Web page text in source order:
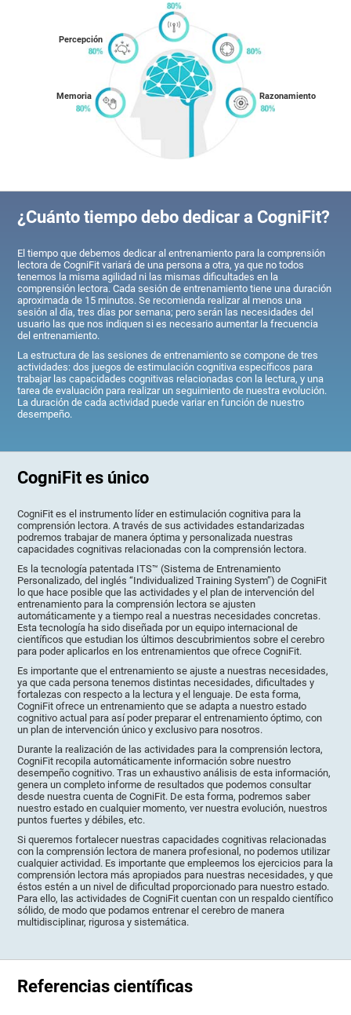
Memoria
Percepción
Razonamiento
¿Cuánto tiempo debo dedicar a CogniFit?
El tiempo que debemos dedicar al entrenamiento para la comprensión
lectora de CogniFit variará de una persona a otra, ya que no todos
tenemos la misma agilidad ni las mismas dificultades en la
comprensión lectora. Cada sesión de entrenamiento tiene una duración
aproximada de 15 minutos. Se recomienda realizar al menos una
sesión al día, tres días por semana; pero serán las necesidades del
usuario las que nos indiquen si es necesario aumentar la frecuencia
del entrenamiento.
La estructura de las sesiones de entrenamiento se compone de tres
actividades: dos juegos de estimulación cognitiva específicos para
trabajar las capacidades cognitivas relacionadas con la lectura, y una
tarea de evaluación para realizar un seguimiento de nuestra evolución.
La duración de cada actividad puede variar en función de nuestro
desempeño.
CogniFit es único
CogniFit es el instrumento líder en estimulación cognitiva para la
comprensión lectora. A través de sus actividades estandarizadas
podremos trabajar de manera óptima y personalizada nuestras
capacidades cognitivas relacionadas con la comprensión lectora.
Es la tecnología patentada ITS™ (Sistema de Entrenamiento
Personalizado, del inglés “Individualized Training System”) de CogniFit
lo que hace posible que las actividades y el plan de intervención del
entrenamiento para la comprensión lectora se ajusten
automáticamente y a tiempo real a nuestras necesidades concretas.
Esta tecnología ha sido diseñada por un equipo internacional de
científicos que estudian los últimos descubrimientos sobre el cerebro
para poder aplicarlos en los entrenamientos que ofrece CogniFit.
Es importante que el entrenamiento se ajuste a nuestras necesidades,
ya que cada persona tenemos distintas necesidades, dificultades y
fortalezas con respecto a la lectura y el lenguaje. De esta forma,
CogniFit ofrece un entrenamiento que se adapta a nuestro estado
cognitivo actual para así poder preparar el entrenamiento óptimo, con
un plan de intervención único y exclusivo para nosotros.
Durante la realización de las actividades para la comprensión lectora,
CogniFit recopila automáticamente información sobre nuestro
desempeño cognitivo. Tras un exhaustivo análisis de esta información,
genera un completo informe de resultados que podemos consultar
desde nuestra cuenta de CogniFit. De esta forma, podremos saber
nuestro estado en cualquier momento, ver nuestra evolución, nuestros
puntos fuertes y débiles, etc.
Si queremos fortalecer nuestras capacidades cognitivas relacionadas
con la comprensión lectora de manera profesional, no podemos utilizar
cualquier actividad. Es importante que empleemos los ejercicios para la
comprensión lectora más apropiados para nuestras necesidades, y que
éstos estén a un nivel de dificultad proporcionado para nuestro estado.
Para ello, las actividades de CogniFit cuentan con un respaldo científico
sólido, de modo que podamos entrenar el cerebro de manera
multidisciplinar, rigurosa y sistemática.
Referencias científicas